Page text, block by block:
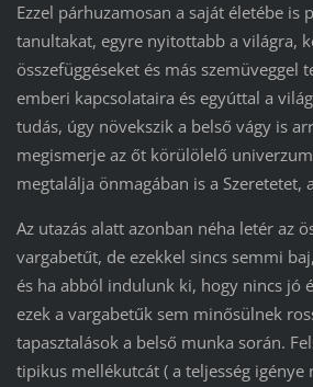
Ezzel párhuzamosan a saját életébe is
tanultakat, egyre nyitottabb a világra,
összefüggéseket és más szemüveggel
emberi kapcsolataira és egyúttal a
tudás, úgy növekszik a belső vágy is
megismerje az őt körülölelő
megtalálja önmagában is a Szeretetet,
Az utazás alatt azonban néha letér az
vargabetűt, de ezekkel sincs semmi
és ha abból indulunk ki, hogy nincs jó
ezek a vargabetűk sem minősülnek
tapasztalások a belső munka során.
tipikus mellékutcát ( a teljesség igénye